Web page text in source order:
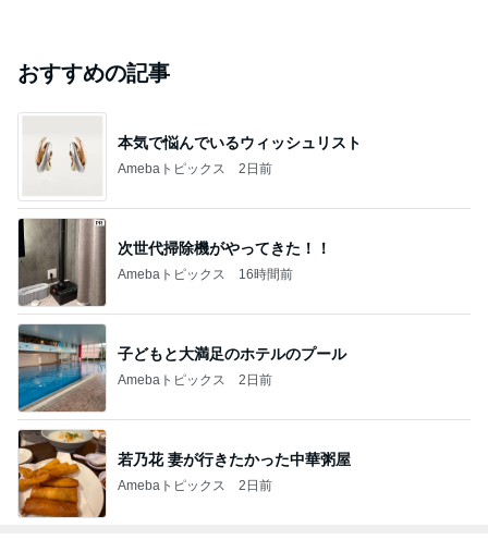
おすすめの記事
本気で悩んでいるウィッシュリスト
Amebaトピックス 2日前
次世代掃除機がやってきた！！
Amebaトピックス 16時間前
子どもと大満足のホテルのプール
Amebaトピックス 2日前
若乃花 妻が行きたかった中華粥屋
Amebaトピックス 2日前